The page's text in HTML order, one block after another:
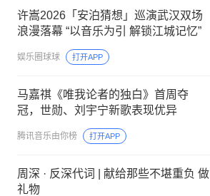
许嵩2026「安泊猜想」巡演武汉双场
浪漫落幕 “以音乐为引 解锁江城记忆”
娱乐圈球球 打开APP
马嘉祺《唯我论者的独白》首周夺
冠，世勋、刘宇宁新歌表现优异
腾讯音乐由你榜 打开APP
周深 · 反深代词 | 献给那些不堪重负 做
礼物